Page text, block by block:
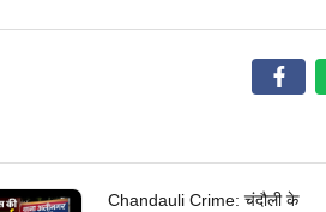
Chandauli Crime: चंदौली के